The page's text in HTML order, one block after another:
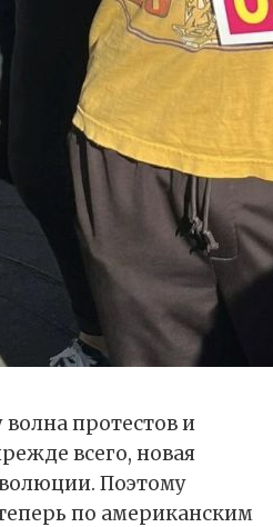
протестов и
всего, новая
Поэтому
по американским